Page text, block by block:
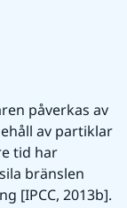
påverkas av
av partiklar
tid har
bränslen
[IPCC, 2013b].